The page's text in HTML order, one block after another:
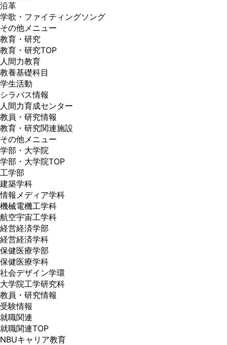
沿革
学歌・ファイティングソング
その他メニュー
教育・研究
教育・研究TOP
人間力教育
教養基礎科目
学生活動
シラバス情報
人間力育成センター
教員・研究情報
教育・研究関連施設
その他メニュー
学部・大学院
学部・大学院TOP
工学部
建築学科
情報メディア学科
機械電機工学科
航空宇宙工学科
経営経済学部
経営経済学科
保健医療学部
保健医療学科
社会デザイン学環
大学院工学研究科
教員・研究情報
受験情報
就職関連
就職関連TOP
NBUキャリア教育